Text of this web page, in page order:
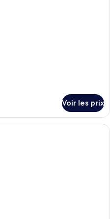
Voir les prix
Une chambre d’hôtel avec trois lits